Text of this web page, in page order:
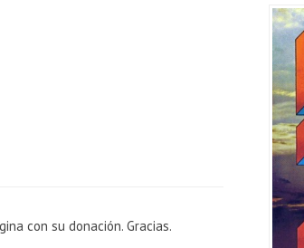
con su donación. Gracias.